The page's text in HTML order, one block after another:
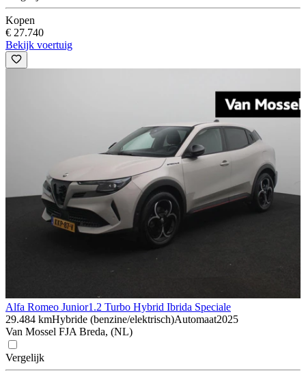
Kopen
€ 27.740
Bekijk voertuig
Alfa Romeo Junior1.2 Turbo Hybrid Ibrida Speciale
29.484 kmHybride (benzine/elektrisch)Automaat2025
Van Mossel FJA Breda, (NL)
Vergelijk